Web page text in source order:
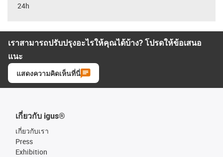
24h
เราสามารถปรับปรุงอะไรให้คุณได้บ้าง? โปรดให้ข้อเสนอ
แนะ
แสดงความคิดเห็นที่นี่
เกี่ยวกับ igus®
เกี่ยวกับเรา
Press
Exhibition